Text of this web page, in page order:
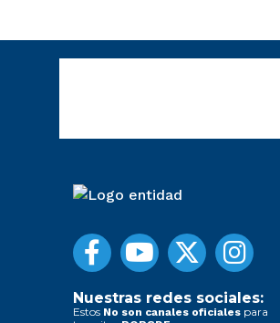
Nuestras redes sociales:
Estos No son canales oficiales para